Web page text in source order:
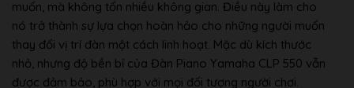
muốn, mà không tốn nhiều không gian. Điều này làm cho
nó trở thành sự lựa chọn hoàn hảo cho những người muốn
thay đổi vị trí đàn một cách linh hoạt. Mặc dù kích thước
nhỏ, nhưng độ bền bỉ của Đàn Piano Yamaha CLP 550 vẫn
được đảm bảo, phù hợp với mọi đối tượng người chơi.